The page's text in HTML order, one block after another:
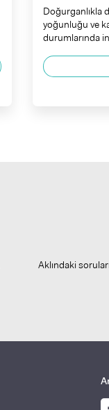
Doğurganlıkla
yoğunluğu ve
durumlarında
Aklındaki